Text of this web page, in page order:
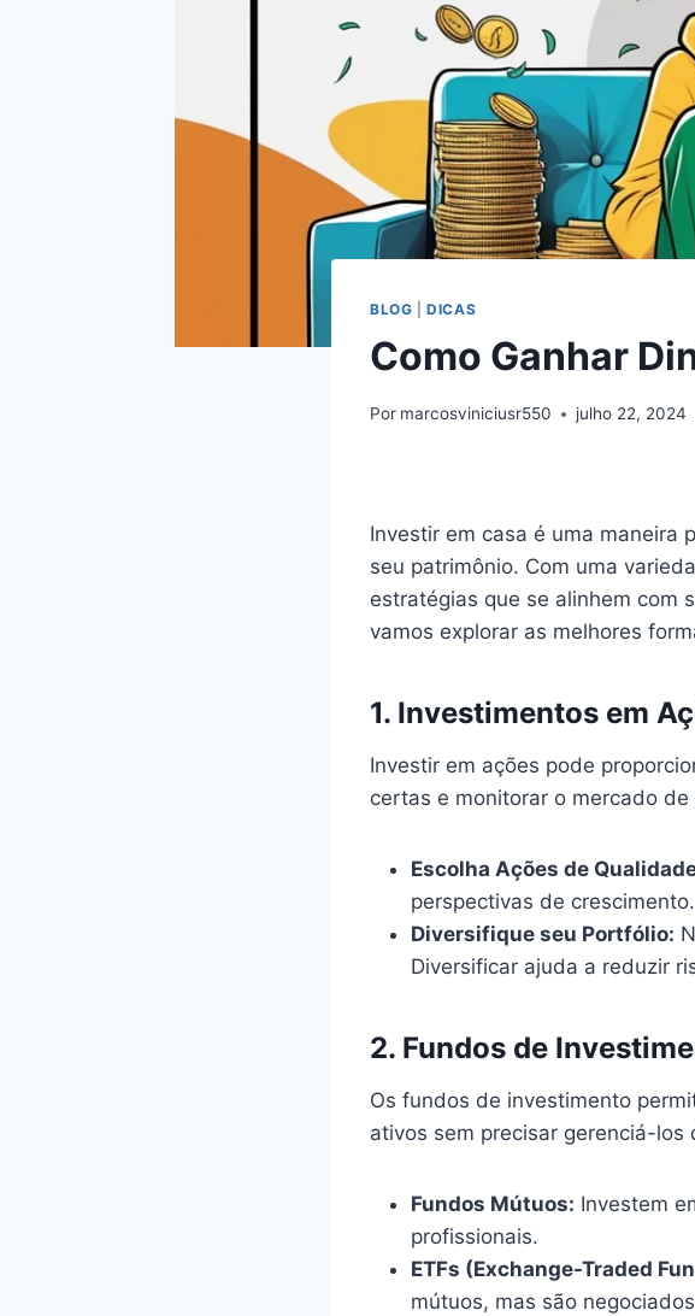
BLOG |DICAS
Como Ganhar
Por marcosviniciusr550 julho 22, 2024
Investir em casa é uma maneira
seu patrimônio. Com uma
estratégias que se alinhem com
vamos explorar as melhores
1. Investimentos em
Investir em ações pode
certas e monitorar o mercado
Escolha Ações de
perspectivas de crescimento.
Diversifique seu Portfólio:
Diversificar ajuda a reduzir
2. Fundos de
Os fundos de investimento
ativos sem precisar gerenciá-
Fundos Mútuos: Investem
profissionais.
ETFs (Exchange-Traded
mútuos, mas são